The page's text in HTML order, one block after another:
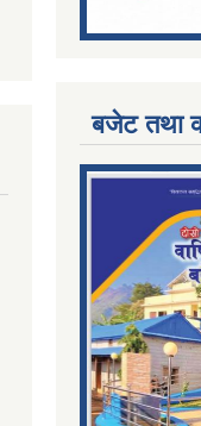
बजेट तथा